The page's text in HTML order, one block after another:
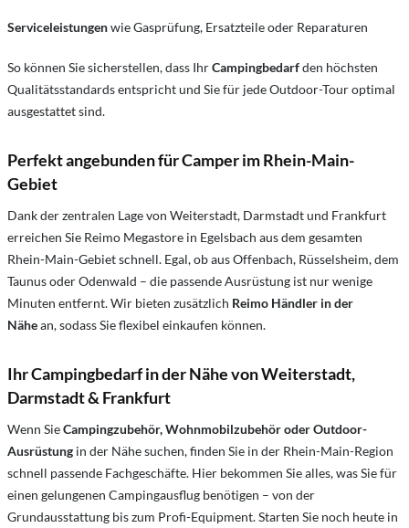
Serviceleistungenwie Gasprüfung, Ersatzteile oder Reparaturen
So können Sie sicherstellen, dass IhrCampingbedarfden höchsten
Qualitätsstandards entspricht und Sie für jede Outdoor-Tour optimal
ausgestattet sind.
Perfekt angebunden für Camper im Rhein-Main-
Gebiet
Dank der zentralen Lage von Weiterstadt, Darmstadt und Frankfurt
erreichen Sie Reimo Megastore in Egelsbach aus dem gesamten
Rhein-Main-Gebiet schnell. Egal, ob aus Offenbach, Rüsselsheim, dem
Taunus oder Odenwald – die passende Ausrüstung ist nur wenige
Minuten entfernt. Wir bieten zusätzlich Reimo Händler in der
Nähean, sodass Sie flexibel einkaufen können.
Ihr Campingbedarf in der Nähe von Weiterstadt,
Darmstadt & Frankfurt
Wenn SieCampingzubehör, Wohnmobilzubehör oder Outdoor-
Ausrüstung in der Nähe suchen, finden Sie in der Rhein-Main-Region
schnell passende Fachgeschäfte. Hier bekommen Sie alles, was Sie für
einen gelungenen Campingausflug benötigen – von der
Grundausstattung bis zum Profi-Equipment. Starten Sie noch heute in